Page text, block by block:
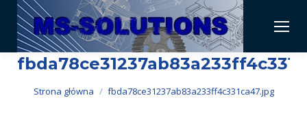
Jesteś tutaj:
Strona główna fbda78ce31237ab83a233ff4c331ca47.jpg